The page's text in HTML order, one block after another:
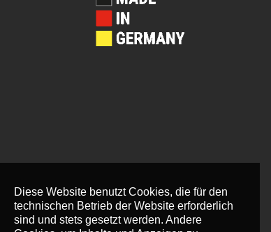
Diese Website benutzt Cookies, die für den
technischen Betrieb der Website erforderlich
sind und stets gesetzt werden. Andere